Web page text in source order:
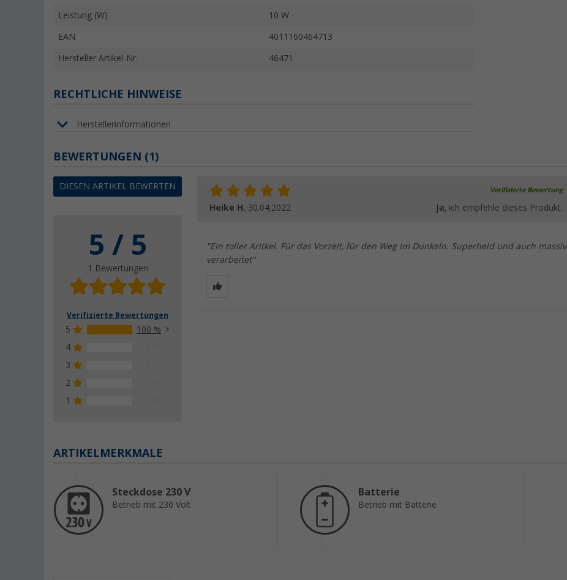
Leistung (W) 10 W
EAN 4011160464713
Hersteller Artikel-Nr. 46471
RECHTLICHE HINWEISE
Herstellerinformationen
BEWERTUNGEN (1)
DIESEN ARTIKEL BEWERTEN
5 / 5
1 Bewertungen
Verifizierte Bewertungen
5
100 %
4
3
2
1
Verifizierte Bewertung
Heike H. 30.04.2022 Ja, ich empfehle dieses Produkt.
"Ein toller Aritkel. Für das Vorzelt, für den Weg im Dunkeln. Superheld und auch massiv
verarbeitet"
ARTIKELMERKMALE
Steckdose 230 V
Betrieb mit 230 Volt
Batterie
Betrieb mit Batterie